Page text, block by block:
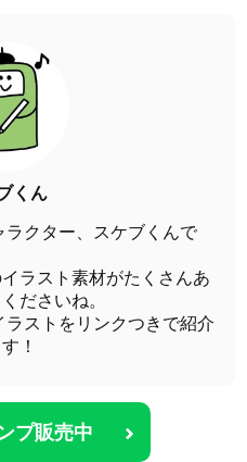
くん
ラクター、スケブくんで
ラスト素材がたくさんあ
ださいね。
ストをリンクつきで紹介
！
プ販売中